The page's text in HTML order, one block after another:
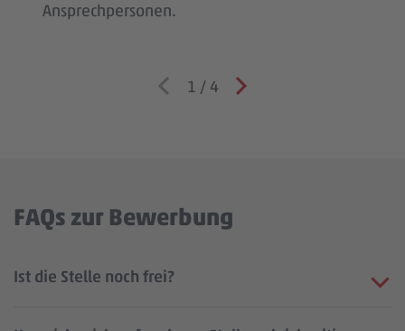
Ansprechpersonen.
1 / 4
FAQs zur Bewerbung
Ist die Stelle noch frei?